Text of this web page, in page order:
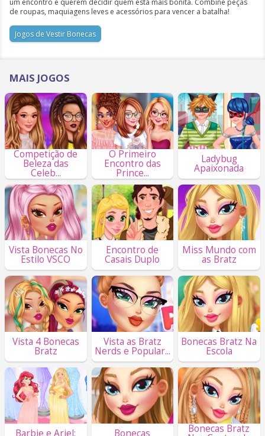
de roupas, maquiagens leves e acessórios para vencer a batalha!
Jogos de Vestir Bonecas
MAIS JOGOS
Competição de
Beleza das
Celeb...
O Primeiro
Encontro das
Prince...
Ladybug
Apaixonada
Vista Bonecas No
Estilo VSCO
Encontro de
Casais Duplo
Miss Mundo com
as Bratz
Vista 4 Bonecas
Bratz
Vista as Bratz
Nerds e Popular...
Bonecas Bratz Na
Escola
Barbie e Ariel: Bonecas Bonecas Bratz